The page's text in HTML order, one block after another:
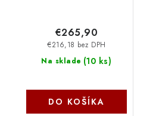
Na sklade (10 ks)
€216,18 bez DPH
€265,90
DO KOŠÍKA